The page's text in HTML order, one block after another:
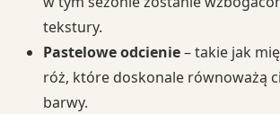
tekstury.
Pastelowe odcienie– takie jak
róż, które doskonale równoważą
barwy.